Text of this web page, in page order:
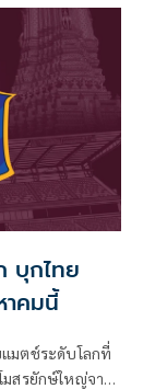
MONO เพื่อ
หวตทีมฟุตบอล
นแอปพลิเคชัน
บโหวตออนไลน์
ณ์ใหม่ให้แฟน
ด้ทุกที่ทุกเวลา
บุกไทย
คมนี้
มตช์ระดับโลกที่
มสรยักษ์ใหญ่จาก